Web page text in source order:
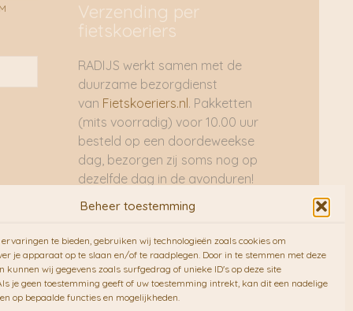
Beheer toestemming
te bieden, gebruiken wij technologieën zoals cookies om
je apparaat op te slaan en/of te raadplegen. Door in te stemmen met deze
kunnen wij gegevens zoals surfgedrag of unieke ID's op deze site
je geen toestemming geeft of uw toestemming intrekt, kan dit een nadelige
op bepaalde functies en mogelijkheden.
Verzending per
fietskoeriers
RADIJS werkt samen met de
duurzame bezorgdienst
van Fietskoeriers.nl . Pakketten
(mits voorradig) voor 10.00 uur
besteld op een doordeweekse
dag, bezorgen zij soms nog op
dezelfde dag in de avonduren!
Brievenbuspakjes de volgende
dag. En waar mogelijk ook echt
op de fiets!!